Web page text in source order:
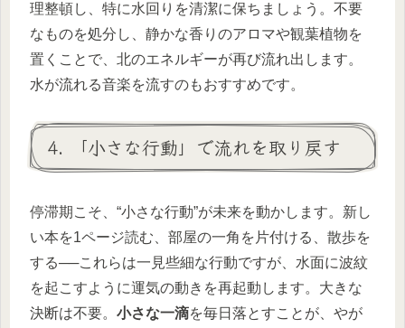
理整頓し、特に水回りを清潔に保ちましょう。不要
なものを処分し、静かな香りのアロマや観葉植物を
置くことで、北のエネルギーが再び流れ出します。
水が流れる音楽を流すのもおすすめです。
4. 「小さな行動」で流れを取り戻す
停滞期こそ、“小さな行動”が未来を動かします。新し
い本を1ページ読む、部屋の一角を片付ける、散歩を
する──これらは一見些細な行動ですが、水面に波紋
を起こすように運気の動きを再起動します。大きな
決断は不要。 小さな一滴を毎日落とすことが、やが